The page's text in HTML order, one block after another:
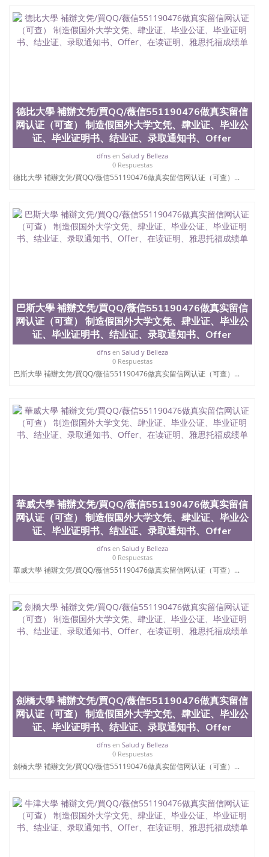
德比大學 補辦文凭/買QQ/薇信551190476做真实留信
网认证（可查） 制造假国外大学文凭、肆业证、毕业公
证、毕业证明书、结业证、录取通知书、Offer
dfnsen Salud y Belleza
0 Respuestas
德比大學 補辦文凭/買QQ/薇信551190476做真实留信网认证（可查）...
巴斯大學 補辦文凭/買QQ/薇信551190476做真实留信
网认证（可查） 制造假国外大学文凭、肆业证、毕业公
证、毕业证明书、结业证、录取通知书、Offer
dfnsen Salud y Belleza
0 Respuestas
巴斯大學 補辦文凭/買QQ/薇信551190476做真实留信网认证（可查）...
華威大學 補辦文凭/買QQ/薇信551190476做真实留信
网认证（可查） 制造假国外大学文凭、肆业证、毕业公
证、毕业证明书、结业证、录取通知书、Offer
dfnsen Salud y Belleza
0 Respuestas
華威大學 補辦文凭/買QQ/薇信551190476做真实留信网认证（可查）...
劍橋大學 補辦文凭/買QQ/薇信551190476做真实留信
网认证（可查） 制造假国外大学文凭、肆业证、毕业公
证、毕业证明书、结业证、录取通知书、Offer
dfnsen Salud y Belleza
0 Respuestas
劍橋大學 補辦文凭/買QQ/薇信551190476做真实留信网认证（可查）...